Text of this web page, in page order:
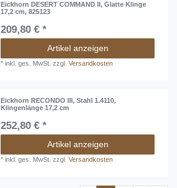
Eickhorn DESERT COMMAND II, Glatte Klinge
17,2 cm, 825123
209,80 € *
Artikel anzeigen
*inkl. ges. MwSt. zzgl.Versandkosten
Eickhorn RECONDO III, Stahl 1.4110,
Klingenlänge 17,2 cm
252,80 € *
Artikel anzeigen
*inkl. ges. MwSt. zzgl.Versandkosten